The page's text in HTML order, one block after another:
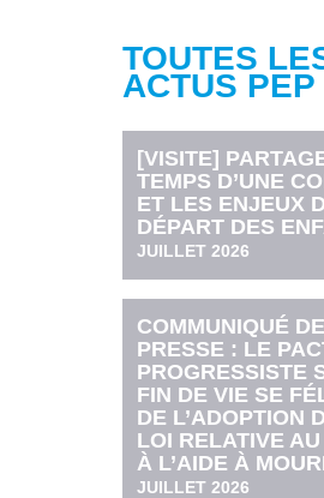
TOUTES
ACTUS PEP
[VISITE]
TEMPS D’UNE
ET LES ENJEUX
DÉPART DES
JUILLET 2026
COMMUNIQUÉ DE
PRESSE : LE
PROGRESSISTE
FIN DE VIE SE
DE L’ADOPTION
LOI RELATIVE
À L’AIDE À
JUILLET 2026